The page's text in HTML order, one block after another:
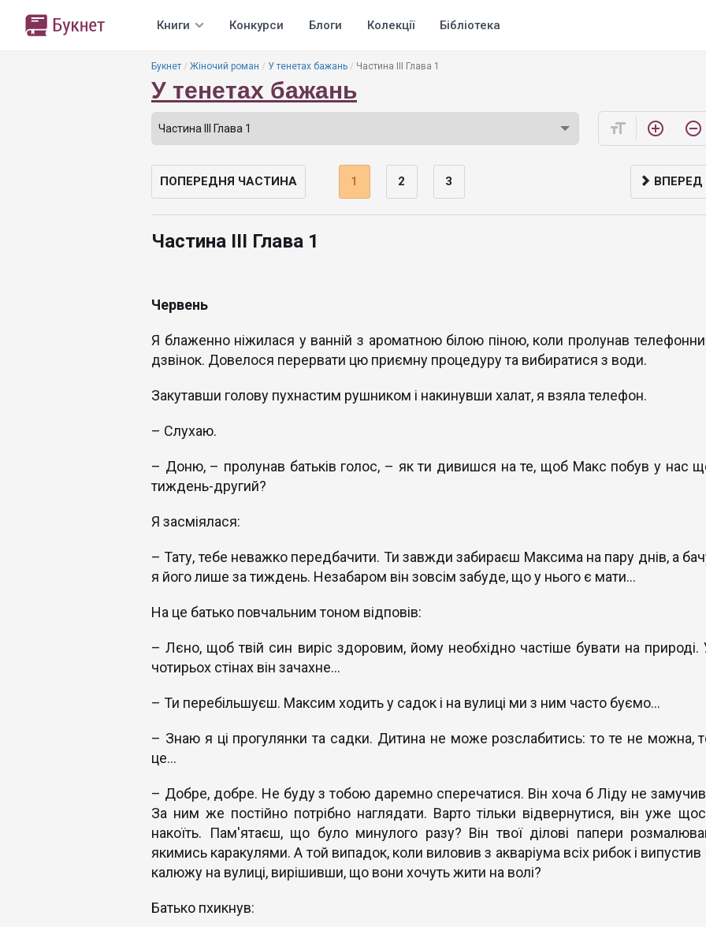
Книги Конкурси Блоги Колекції Бібліотека
Букнет Жіночий роман У тенетах бажань Частина ІІІ Глава 1
У тенетах бажань
format_size add_circle_outline remove_circle_outline
ПОПЕРЕДНЯ ЧАСТИНА 1 2 3 ВПЕРЕД
Частина ІІІ Глава 1
Червень
Я блаженно ніжилася у ванній з ароматною білою піною, коли пролунав
дзвінок. Довелося перервати цю приємну процедуру та вибиратися з води.
Закутавши голову пухнастим рушником і накинувши халат, я взяла телефон.
– Слухаю.
– Доню, – пролунав батьків голос, – як ти дивишся на те, щоб Макс побув у нас
тиждень-другий?
Я засміялася:
– Тату, тебе неважко передбачити. Ти завжди забираєш Максима на пару днів, а
я його лише за тиждень. Незабаром він зовсім забуде, що у нього є мати...
На це батько повчальним тоном відповів:
– Лєно, щоб твій син виріс здоровим, йому необхідно частіше бувати на природі.
чотирьох стінах він зачахне...
– Ти перебільшуєш. Максим ходить у садок і на вулиці ми з ним часто буємо…
– Знаю я ці прогулянки та садки. Дитина не може розслабитись: то те не можна,
це...
– Добре, добре. Не буду з тобою даремно сперечатися. Він хоча б Ліду не
За ним же постійно потрібно наглядати. Варто тільки відвернутися, він уже
накоїть. Пам'ятаєш, що було минулого разу? Він твої ділові папери
якимись каракулями. А той випадок, коли виловив з акваріума всіх рибок і випустив
калюжу на вулиці, вирішивши, що вони хочуть жити на волі?
Батько пхикнув: